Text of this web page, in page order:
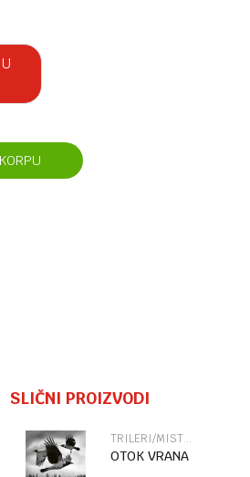
SLIČNI PROIZVODI
TRILERI/MISTERIJE
OTOK VRANA